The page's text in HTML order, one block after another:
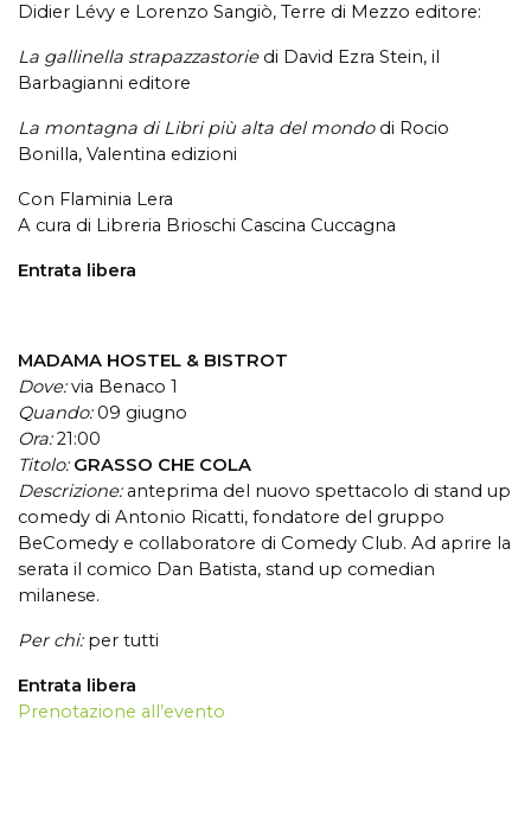
Didier Lévy e Lorenzo Sangiò, Terre di Mezzo editore:
La gallinella strapazzastoriedi David Ezra Stein, il
Barbagianni editore
La montagna di Libri più alta del mondodi Rocio
Bonilla, Valentina edizioni
Con Flaminia Lera
A cura di Libreria Brioschi Cascina Cuccagna
Entrata libera
MADAMA HOSTEL & BISTROT
Dove:via Benaco 1
Quando:09 giugno
Ora:21:00
Titolo: GRASSO CHE COLA
Descrizione:anteprima del nuovo spettacolo di stand up
comedy di Antonio Ricatti, fondatore del gruppo
BeComedy e collaboratore di Comedy Club. Ad aprire la
serata il comico Dan Batista, stand up comedian
milanese.
Per chi:per tutti
Entrata libera
Prenotazione all’evento